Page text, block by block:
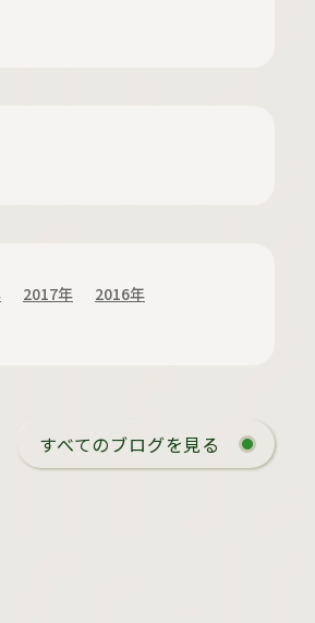
2017年
2016年
すべてのブログを見る